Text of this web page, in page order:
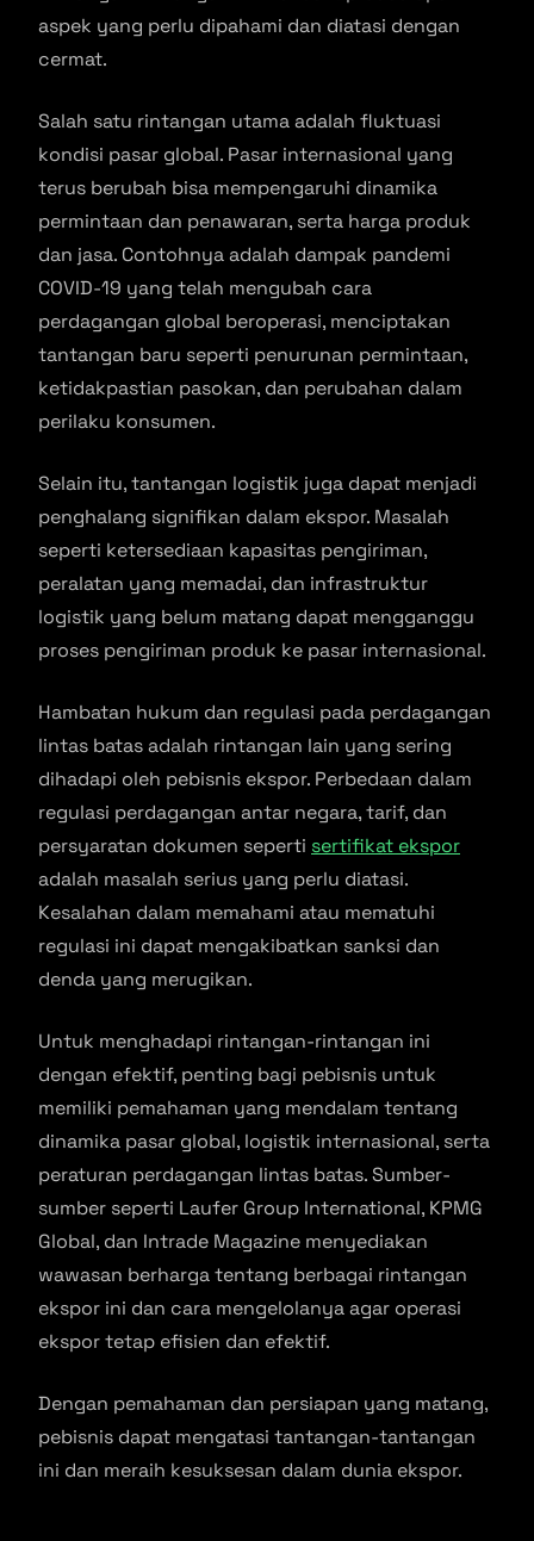
aspek yang perlu dipahami dan diatasi dengan
cermat.
Salah satu rintangan utama adalah fluktuasi
kondisi pasar global. Pasar internasional yang
terus berubah bisa mempengaruhi dinamika
permintaan dan penawaran, serta harga produk
dan jasa. Contohnya adalah dampak pandemi
COVID-19 yang telah mengubah cara
perdagangan global beroperasi, menciptakan
tantangan baru seperti penurunan permintaan,
ketidakpastian pasokan, dan perubahan dalam
perilaku konsumen.
Selain itu, tantangan logistik juga dapat menjadi
penghalang signifikan dalam ekspor. Masalah
seperti ketersediaan kapasitas pengiriman,
peralatan yang memadai, dan infrastruktur
logistik yang belum matang dapat mengganggu
proses pengiriman produk ke pasar internasional.
Hambatan hukum dan regulasi pada perdagangan
lintas batas adalah rintangan lain yang sering
dihadapi oleh pebisnis ekspor. Perbedaan dalam
regulasi perdagangan antar negara, tarif, dan
persyaratan dokumen seperti sertifikat ekspor
adalah masalah serius yang perlu diatasi.
Kesalahan dalam memahami atau mematuhi
regulasi ini dapat mengakibatkan sanksi dan
denda yang merugikan.
Untuk menghadapi rintangan-rintangan ini
dengan efektif, penting bagi pebisnis untuk
memiliki pemahaman yang mendalam tentang
dinamika pasar global, logistik internasional, serta
peraturan perdagangan lintas batas. Sumber-
sumber seperti Laufer Group International, KPMG
Global, dan Intrade Magazine menyediakan
wawasan berharga tentang berbagai rintangan
ekspor ini dan cara mengelolanya agar operasi
ekspor tetap efisien dan efektif.
Dengan pemahaman dan persiapan yang matang,
pebisnis dapat mengatasi tantangan-tantangan
ini dan meraih kesuksesan dalam dunia ekspor.